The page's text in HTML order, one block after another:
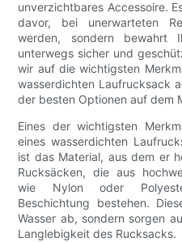
unverzichtbares Accessoire.
davor, bei unerwarteten
werden, sondern bewahrt
unterwegs sicher und
wir auf die wichtigsten
wasserdichten Laufrucksack
der besten Optionen auf dem
Eines der wichtigsten
eines wasserdichten
ist das Material, aus dem er
Rucksäcken, die aus
wie Nylon oder
Beschichtung bestehen.
Wasser ab, sondern sorgen
Langlebigkeit des Rucksacks.